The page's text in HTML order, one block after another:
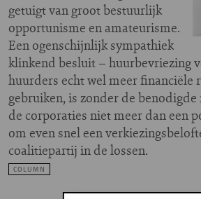
getuigt van groot bestuurlijk
opportunisme en amateurisme.
Een ogenschijnlijk sympathiek
klinkend besluit – huurbevriezing
huurders echt wel meer financiële
gebruiken, is zonder de
de corporaties niet meer dan een
om even snel een
coalitiepartij in de lossen.
COLUMN